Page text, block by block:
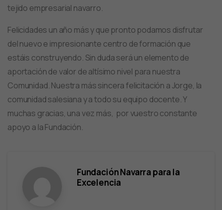
tejido empresarial navarro.
Felicidades un año más y que pronto podamos disfrutar
del nuevo e impresionante centro de formación que
estáis construyendo. Sin duda será un elemento de
aportación de valor de altísimo nivel para nuestra
Comunidad. Nuestra más sincera felicitación a Jorge, la
comunidad salesiana y a todo su equipo docente. Y
muchas gracias, una vez más, por vuestro constante
apoyo a la Fundación.
Fundación Navarra para la
Excelencia